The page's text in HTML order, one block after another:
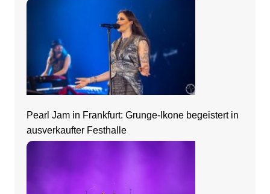
Pearl Jam in Frankfurt: Grunge-Ikone begeistert in
ausverkaufter Festhalle